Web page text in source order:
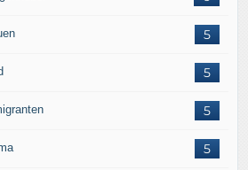
5
5
5
5